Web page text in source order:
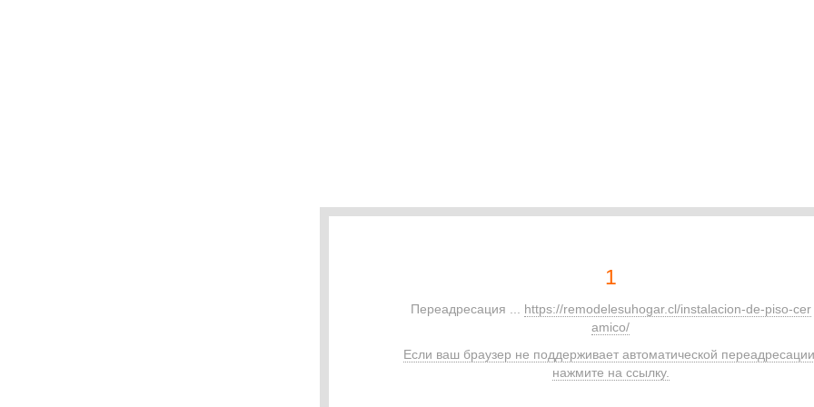
1
Переадресация ... https://remodelesuhogar.cl/instalacion-de-piso-cer
amico/
Если ваш браузер не поддерживает автоматической
нажмите на ссылку.